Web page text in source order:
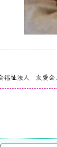
福祉法人 友愛会,